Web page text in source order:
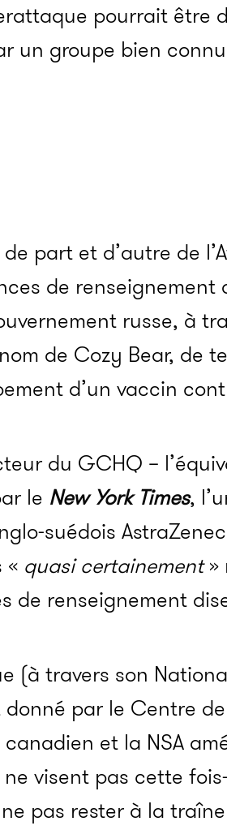
pourrait être
un groupe bien
part et d’autre de
de
russe, à
de Cozy Bear, de
d’un vaccin
du GCHQ –
le New York Times,
suédois
« quasi certainement»
de renseignement
(à travers son
par le Centre
et la NSA
visent pas cette
pas rester à la